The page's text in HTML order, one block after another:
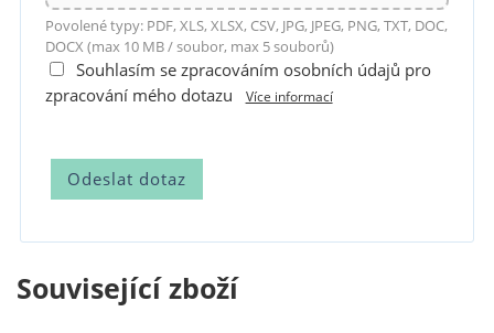
Povolené typy: PDF, XLS, XLSX, CSV, JPG, JPEG, PNG, TXT, DOC,
DOCX (max 10 MB / soubor, max 5 souborů)
Souhlasím se zpracováním osobních údajů pro
zpracování mého dotazu
Více informací
Související zboží